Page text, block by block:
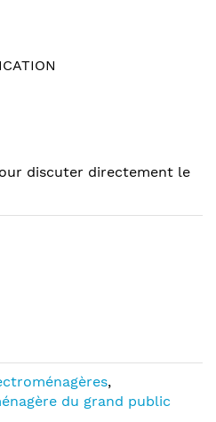
discuter directement le
,
du grand public